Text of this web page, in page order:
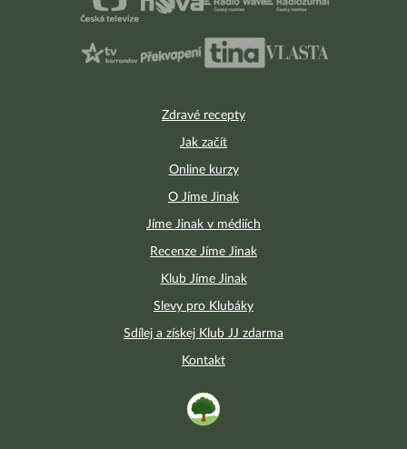
Zdravé recepty
Jak začít
Online kurzy
O Jíme Jinak
Jíme Jinak v médiích
Recenze Jíme Jinak
Klub Jíme Jinak
Slevy pro Klubáky
Sdílej a získej Klub JJ zdarma
Kontakt